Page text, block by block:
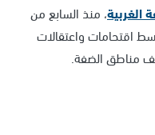
الغربية، منذ السابع من
اقتحامات واعتقالات
مناطق الضفة.